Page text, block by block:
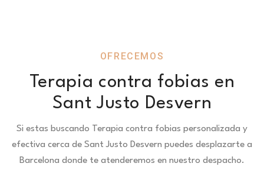
OFRECEMOS
Terapia contra fobias en
Sant Justo Desvern
Si estas buscando Terapia contra fobias personalizada y
efectiva cerca de Sant Justo Desvern puedes desplazarte a
Barcelona donde te atenderemos en nuestro despacho.